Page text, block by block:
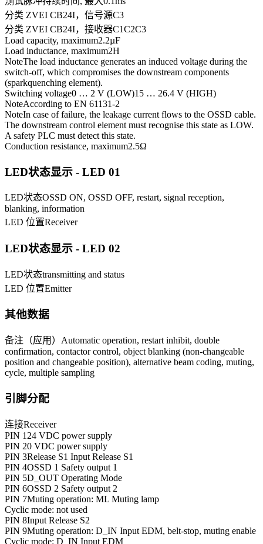
分类 ZVEI CB24I，信号源C3
分类 ZVEI CB24I，接收器C1C2C3
Load capacity, maximum2.2µF
Load inductance, maximum2H
NoteThe load inductance generates an induced voltage during the
switch-off, which compromises the downstream components
(sparkquenching element).
Switching voltage0 … 2 V (LOW)15 … 26.4 V (HIGH)
NoteAccording to EN 61131-2
NoteIn case of failure, the leakage current flows to the OSSD cable.
The downstream control element must recognise this state as LOW.
A safety PLC must detect this state.
Conduction resistance, maximum2.5Ω
LED状态显示 - LED 01
LED状态OSSD ON, OSSD OFF, restart, signal reception,
blanking, information
LED 位置Receiver
LED状态显示 - LED 02
LED状态transmitting and status
LED 位置Emitter
其他数据
备注（应用） Automatic operation, restart inhibit, double
confirmation, contactor control, object blanking (non-changeable
position and changeable position), alternative beam coding, muting,
cycle, multiple sampling
引脚分配
连接Receiver
PIN 1 24 VDC power supply
PIN 20 VDC power supply
PIN 3Release S1 Input Release S1
PIN 4OSSD 1 Safety output 1
PIN 5D_OUT Operating Mode
PIN 6OSSD 2 Safety output 2
PIN 7Muting operation: ML Muting lamp
Cyclic mode: not used
PIN 8Input Release S2
PIN 9Muting operation: D_IN Input EDM, belt-stop, muting enable
Cyclic mode: D_IN Input EDM